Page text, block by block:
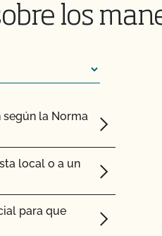
mi próxima
los
según la Norma
local o a un
para que